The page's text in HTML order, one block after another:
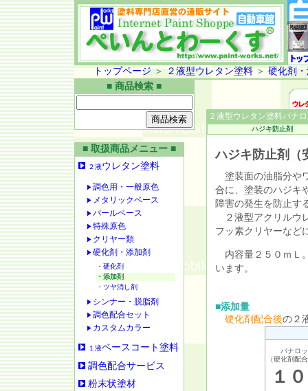
トップページ ＞ ２液型ウレタン塗料＞ 硬化剤
■ 商品検索 ■
■ 取扱商品メニュー ■
２液ウレタン塗料
調色用・一般原色
メタリックベース
パールベース
特殊原色
クリヤー類
硬化剤・添加剤
・硬化剤
・添加剤
・ツヤ消し剤
シンナー・脱脂剤
調色配合セット
カスタムカラー
１液ベースコート塗料
調色配合サービス
粉末状塗材
２液型ウレタン塗料パナ
ハジキ防止剤
ハジキ防止剤（
塗装面の油脂分や
合に、塗装のハジキ
障害の発生を防止す
２液型アクリルウ
フッ素クリヤーなど
内容量２５０ｍＬ
います。
■添加量
硬化剤配合後の２
パナロ
（硬化剤配
１